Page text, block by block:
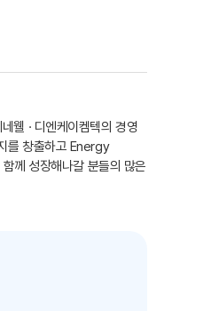
웰 · 디엔케이켐텍의 경영
를 창출하고 Energy
께 성장해나갈 분들의 많은